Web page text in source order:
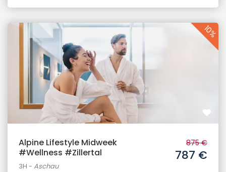
10%
Alpine Lifestyle Midweek
#Wellness #Zillertal
3H - Aschau
875 €
787 €